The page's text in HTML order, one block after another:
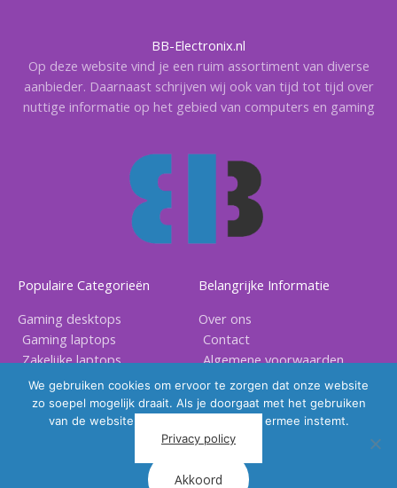
BB-Electronix.nl
Op deze website vind je een ruim assortiment van diverse
aanbieder. Daarnaast schrijven wij ook van tijd tot tijd over
nuttige informatie op het gebied van computers en gaming
Populaire Categorieën
Gaming desktops
Gaming laptops
Zakelijke laptops
Gaming accessoires
Belangrijke Informatie
Over ons
Contact
Algemene voorwaarden
Privacy voorwaarden
We gebruiken cookies om ervoor te zorgen dat onze website
zo soepel mogelijk draait. Als je doorgaat met het gebruiken
van de website, gaan we er vanuit dat ermee instemt.
Privacy policy
Akkoord